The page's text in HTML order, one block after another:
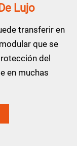
Lujo
transferir en
que se
del
en muchas